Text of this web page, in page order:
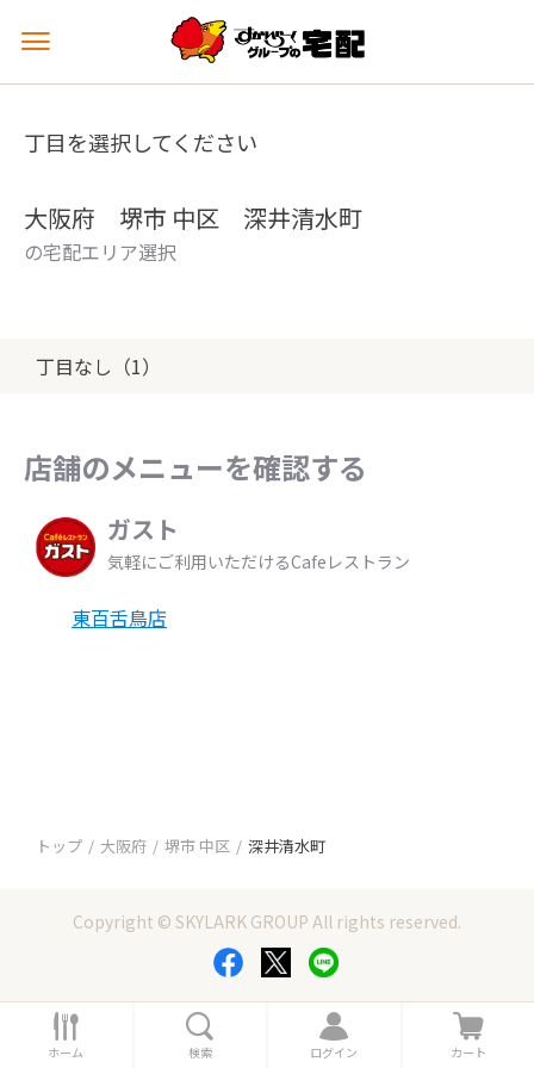
メ
ュ
を
丁目を選択してください
大阪府 堺市 中区 深井清水町
の宅配エリア選択
丁目なし（1）
店舗のメニューを確認する
ガスト
気軽にご利用いただけるCafeレストラン
東百舌鳥店
トップ 大阪府 堺市 中区 深井清水町
Copyright © SKYLARK GROUP All rights reserved.
ホ
ー
ホーム 索
検索
ロ
グ
ログイン
カ
ー
カート